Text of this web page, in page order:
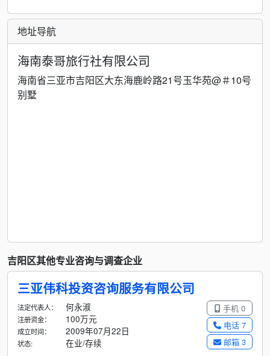
地址导航
海南泰哥旅行社有限公司
海南省三亚市吉阳区大东海鹿岭路21号玉华苑@＃10号
别墅
吉阳区其他专业咨询与调查企业
三亚伟科投资咨询服务有限公司
手机 0
电话 7
邮箱 3
法定代表人： 何永淑
注册资金： 100万元
成立时间： 2009年07月22日
状态: 在业/存续